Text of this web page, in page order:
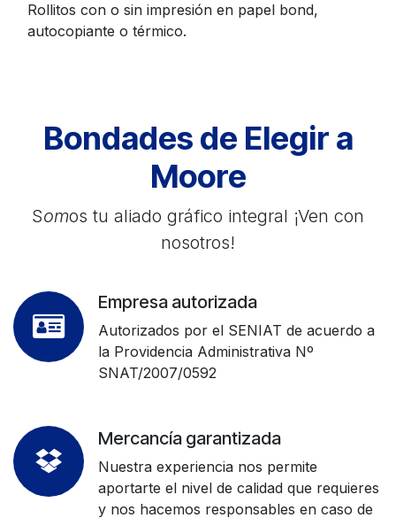
Rollitos con o sin impresión en papel bond,
autocopiante o térmico.
Bondades de Elegir a
Moore
Somos tu aliado gráfico integral ¡Ven con
nosotros!
Empresa autorizada
Autorizados por el SENIAT de acuerdo a
la Providencia Administrativa Nº
SNAT/2007/0592
Mercancía garantizada
Nuestra experiencia nos permite
aportarte el nivel de calidad que requieres
y nos hacemos responsables en caso de